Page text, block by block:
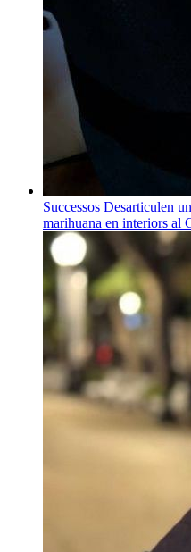
Successos Desarticulen
marihuana en interiors al